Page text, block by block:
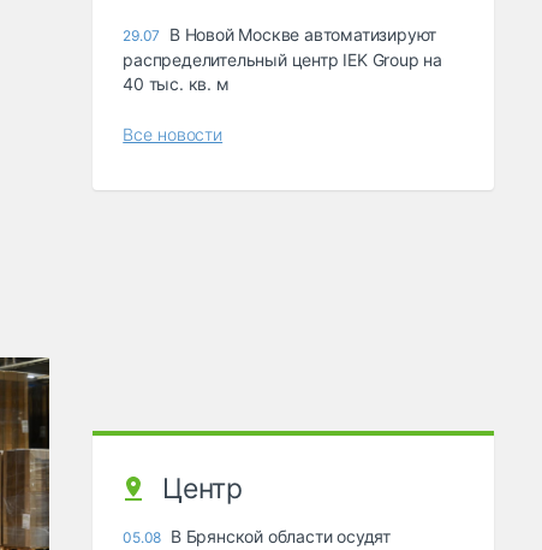
29.07
В Новой Москве автоматизируют
распределительный центр IEK Group на
40 тыс. кв. м
Все новости
Центр
05.08 В Брянской области осудят